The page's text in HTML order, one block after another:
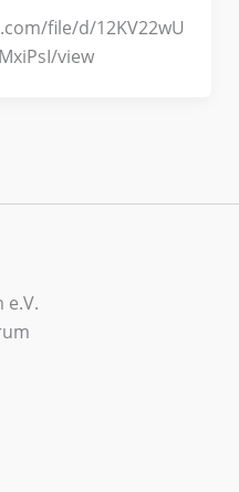
file/d/12KV22wU
view
e.V.